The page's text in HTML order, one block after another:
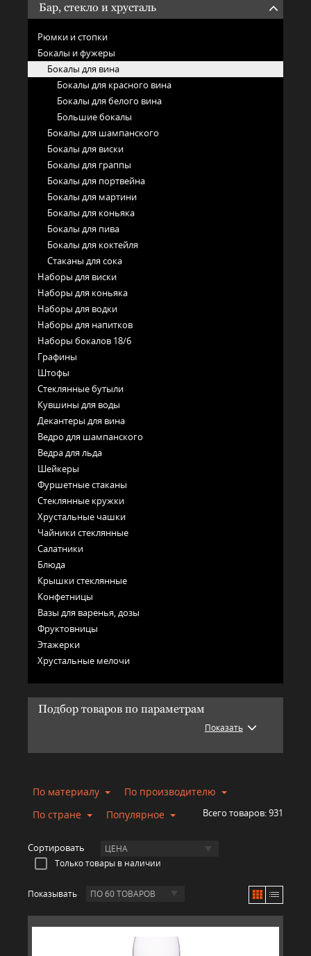
Бар, стекло и хрусталь
Рюмки и стопки
Бокалы и фужеры
Бокалы для вина
Бокалы для красного вина
Бокалы для белого вина
Большие бокалы
Бокалы для шампанского
Бокалы для виски
Бокалы для граппы
Бокалы для портвейна
Бокалы для мартини
Бокалы для коньяка
Бокалы для пива
Бокалы для коктейля
Стаканы для сока
Наборы для виски
Наборы для коньяка
Наборы для водки
Наборы для напитков
Наборы бокалов 18/6
Графины
Штофы
Стеклянные бутыли
Кувшины для воды
Декантеры для вина
Ведро для шампанского
Ведра для льда
Шейкеры
Фуршетные стаканы
Стеклянные кружки
Хрустальные чашки
Чайники стеклянные
Салатники
Блюда
Крышки стеклянные
Конфетницы
Вазы для варенья, дозы
Фруктовницы
Этажерки
Хрустальные мелочи
Подбор товаров по параметрам
Показать
По материалу
По производителю
По стране
Популярное Всего товаров:931
Сортировать ЦЕНА
Только товары в наличии
Показывать ПО 60 ТОВАРОВ